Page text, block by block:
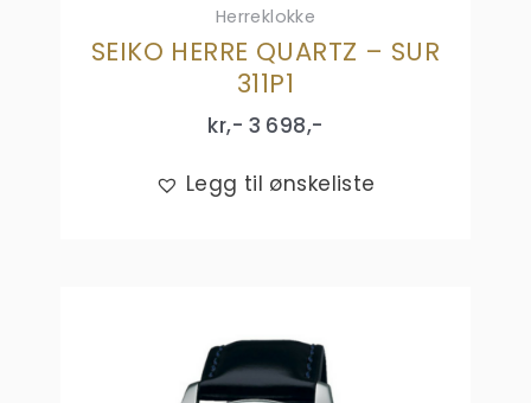
Herreklokke
SEIKO HERRE QUARTZ – SUR
311P1
kr,- 3 698,-
Legg til ønskeliste